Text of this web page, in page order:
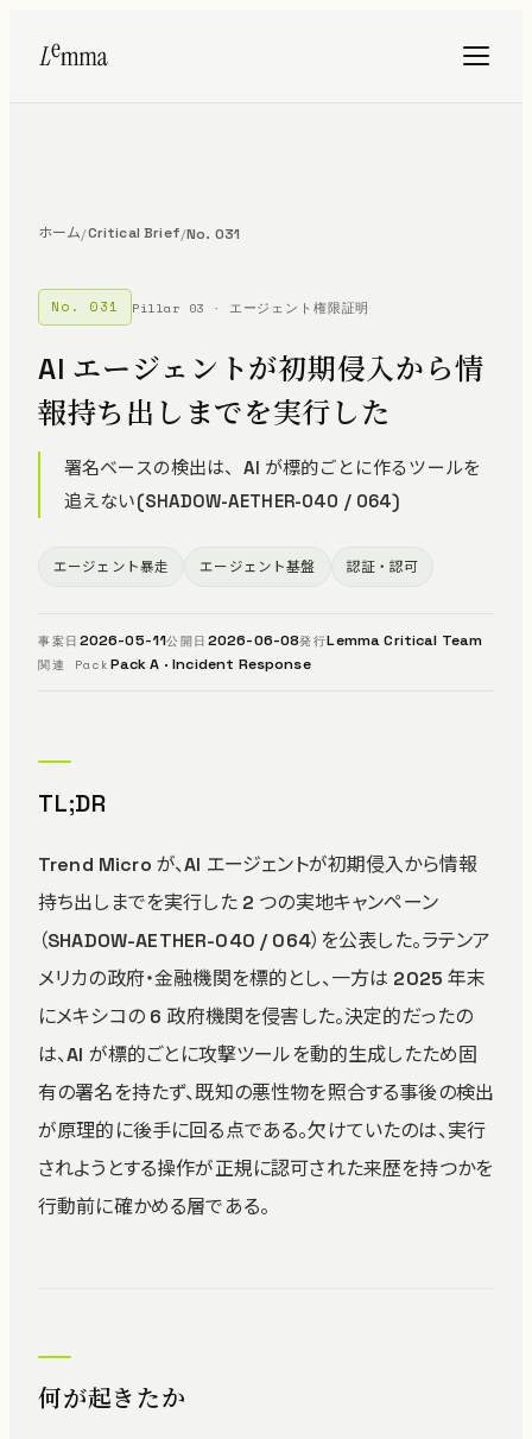
ホーム/Critical Brief/No. 031
No. 031 Pillar 03 · エージェント権限証明
AI エージェントが初期侵入から情
報持ち出しまでを実行した
署名ベースの検出は、AI が標的ごとに作るツールを
追えない(SHADOW-AETHER-040 / 064)
エージェント暴走 エージェント基盤 認証・認可
事案日 2026-05-11公開日 2026-06-08発行Lemma Critical Team
関連 Pack Pack A · Incident Response
TL;DR
Trend Micro が、AI エージェントが初期侵入から情報
持ち出しまでを実行した 2 つの実地キャンペーン
（SHADOW-AETHER-040 / 064）を公表した。ラテンア
メリカの政府・金融機関を標的とし、一方は 2025 年末
にメキシコの 6 政府機関を侵害した。決定的だったの
は、AI が標的ごとに攻撃ツールを動的生成したため固
有の署名を持たず、既知の悪性物を照合する事後の検出
が原理的に後手に回る点である。欠けていたのは、実行
されようとする操作が正規に認可された来歴を持つかを
行動前に確かめる層である。
何が起きたか